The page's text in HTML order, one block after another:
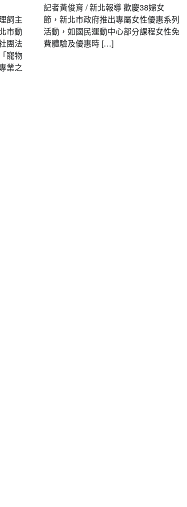
飼主
市動
團法
寵物
業之
記者黃俊育 / 新北報導 歡慶38婦女
節，新北市政府推出專屬女性優惠系列
活動，如國民運動中心部分課程女性免
費體驗及優惠時 […]